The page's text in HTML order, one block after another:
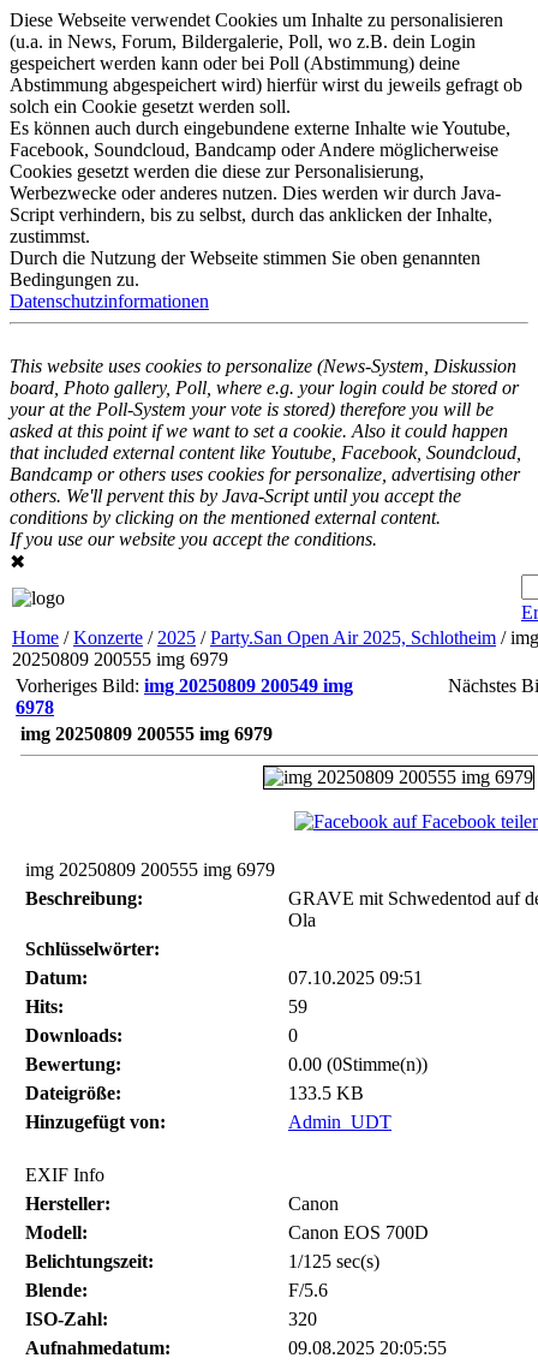
Diese Webseite verwendet Cookies um Inhalte zu personalisieren
(u.a. in News, Forum, Bildergalerie, Poll, wo z.B. dein Login
gespeichert werden kann oder bei Poll (Abstimmung) deine
Abstimmung abgespeichert wird) hierfür wirst du jeweils gefragt ob
solch ein Cookie gesetzt werden soll.
Es können auch durch eingebundene externe Inhalte wie Youtube,
Facebook, Soundcloud, Bandcamp oder Andere möglicherweise
Cookies gesetzt werden die diese zur Personalisierung,
Werbezwecke oder anderes nutzen. Dies werden wir durch Java-
Script verhindern, bis zu selbst, durch das anklicken der Inhalte,
zustimmst.
Durch die Nutzung der Webseite stimmen Sie oben genannten
Bedingungen zu.
Datenschutzinformationen
This website uses cookies to personalize (News-System, Diskussion
board, Photo gallery, Poll, where e.g. your login could be stored or
your at the Poll-System your vote is stored) therefore you will be
asked at this point if we want to set a cookie. Also it could happen
that included external content like Youtube, Facebook, Soundcloud,
Bandcamp or others uses cookies for personalize, advertising other
others. We'll pervent this by Java-Script until you accept the
conditions by clicking on the mentioned external content.
If you use our website you accept the conditions.
✖
Home /Konzerte / 2025 /Party.San Open Air 2025, Schlotheim / img
20250809 200555 img 6979
Vorheriges Bild: img 20250809 200549 img
6978
Nächstes
img 20250809 200555 img 6979
auf Facebook
img 20250809 200555 img 6979
Beschreibung:
GRAVE mit Schwedentod auf
Ola
Schlüsselwörter:
Datum:
07.10.2025 09:51
Hits:
59
Downloads:
0
Bewertung:
0.00 (0Stimme(n))
Dateigröße:
133.5 KB
Hinzugefügt von:
Admin_UDT
EXIF Info
Hersteller:
Canon
Modell:
Canon EOS 700D
Belichtungszeit:
1/125 sec(s)
Blende:
F/5.6
ISO-Zahl:
320
Aufnahmedatum:
09.08.2025 20:05:55